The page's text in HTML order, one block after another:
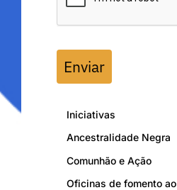
Enviar
Iniciativas
Ancestralidade Negra
Comunhão e Ação
Oficinas de fomento ao